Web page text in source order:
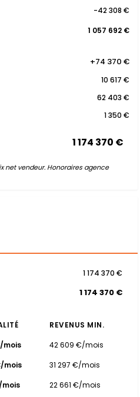
-42 308 €
1 057 692 €
+74 370 €
10 617 €
62 403 €
1 350 €
1 174 370 €
net vendeur. Honoraires agence
1 174 370 €
1 174 370 €
REVENUS MIN.
mois
42 609 €/mois
mois
31 297 €/mois
22 661 €/mois